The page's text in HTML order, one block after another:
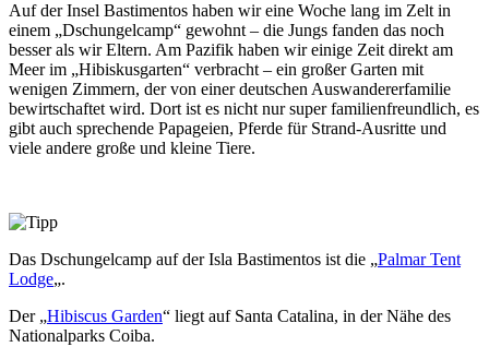
Auf der Insel Bastimentos haben wir eine Woche lang im Zelt in
einem „Dschungelcamp“ gewohnt – die Jungs fanden das noch
besser als wir Eltern. Am Pazifik haben wir einige Zeit direkt am
Meer im „Hibiskusgarten“ verbracht – ein großer Garten mit
wenigen Zimmern, der von einer deutschen Auswandererfamilie
bewirtschaftet wird. Dort ist es nicht nur super familienfreundlich, es
gibt auch sprechende Papageien, Pferde für Strand-Ausritte und
viele andere große und kleine Tiere.
Das Dschungelcamp auf der Isla Bastimentos ist die „Palmar Tent
Lodge„.
Der „Hibiscus Garden“ liegt auf Santa Catalina, in der Nähe des
Nationalparks Coiba.